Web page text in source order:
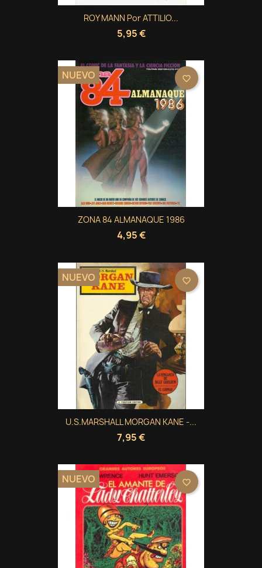
ROY MANN Por ATTILIO...
5,95 €
ZONA 84 ALMANAQUE 1986
4,95 €
NUEVO favorite_border
U.S.MARSHALL MORGAN KANE -...
7,95 €
NUEVO favorite_border
NUEVO favorite_border